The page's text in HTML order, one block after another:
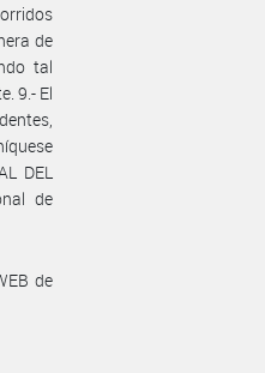
de
tal
9.- El
DEL
de
de